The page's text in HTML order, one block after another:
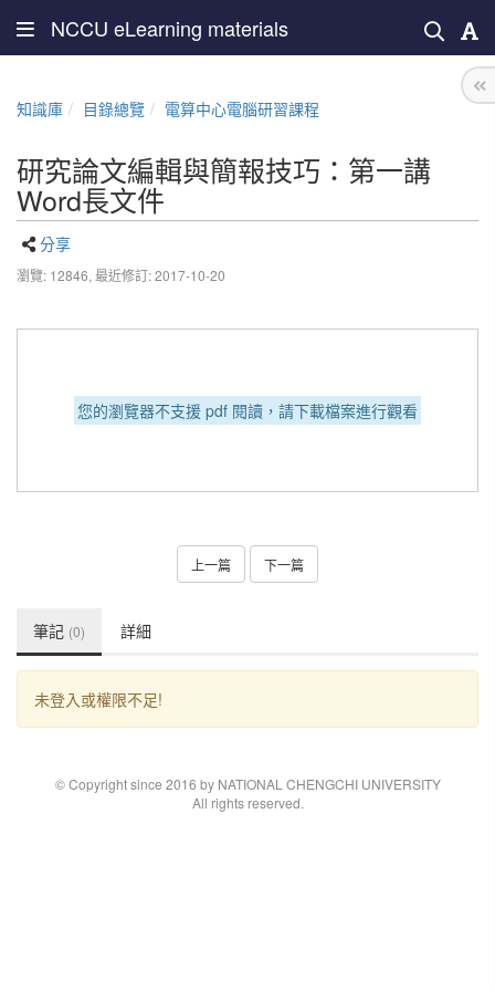
NCCU eLearning materials
知識庫 目錄總覽 電算中心電腦研習課程
研究論文編輯與簡報技巧：第一講
Word長文件
分享
瀏覽: 12846, 最近修訂: 2017-10-20
您的瀏覽器不支援 pdf 閱讀，請下載檔案進行觀看
上一篇 下一篇
筆記 (0) 詳細
未登入或權限不足!
© Copyright since 2016 by NATIONAL CHENGCHI UNIVERSITY
All rights reserved.